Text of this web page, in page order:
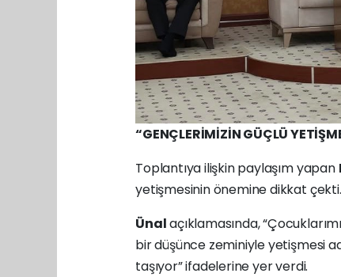
“GENÇLERİMİZİN GÜÇLÜ
Toplantıya ilişkin paylaşım yapan
yetişmesinin önemine dikkat çekti.
Ünalaçıklamasında,
bir düşünce zeminiyle yetişmesi
taşıyor” ifadelerine yer verdi.